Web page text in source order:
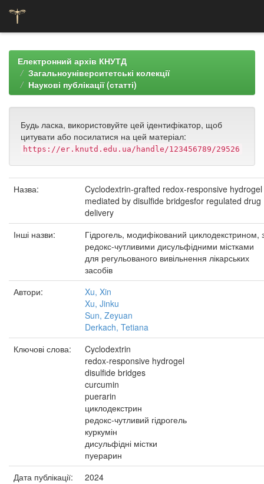
navigationЕлектронний архів КНУТД
Загальноуніверситетські колекції
Наукові публікації (статті)
Будь ласка, використовуйте цей ідентифікатор, щоб
цитувати або посилатися на цей матеріал:
https://er.knutd.edu.ua/handle/123456789/29526
Назва:
Cyclodextrin-grafted redox-responsive hydrogel
mediated by disulfide bridgesfor regulated drug
delivery
Інші назви:
Гідрогель, модифікований циклодекстрином,
редокс-чутливими дисульфідними містками
для регульованого вивільнення лікарських
засобів
Автори:
Xu, Xin
Xu, Jinku
Sun, Zeyuan
Derkach, Tetiana
Ключові слова:
Cyclodextrin
redox-responsive hydrogel
disulfide bridges
curcumin
puerarin
циклодекстрин
редокс-чутливий гідрогель
куркумін
дисульфідні містки
пуерарин
Дата публікації:
2024